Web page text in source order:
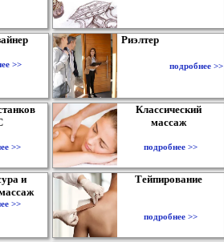
>>
Риэлтер
подробнее >>
>>
Классический
массаж
подробнее >>
и
>>
Тейпирование
подробнее >>